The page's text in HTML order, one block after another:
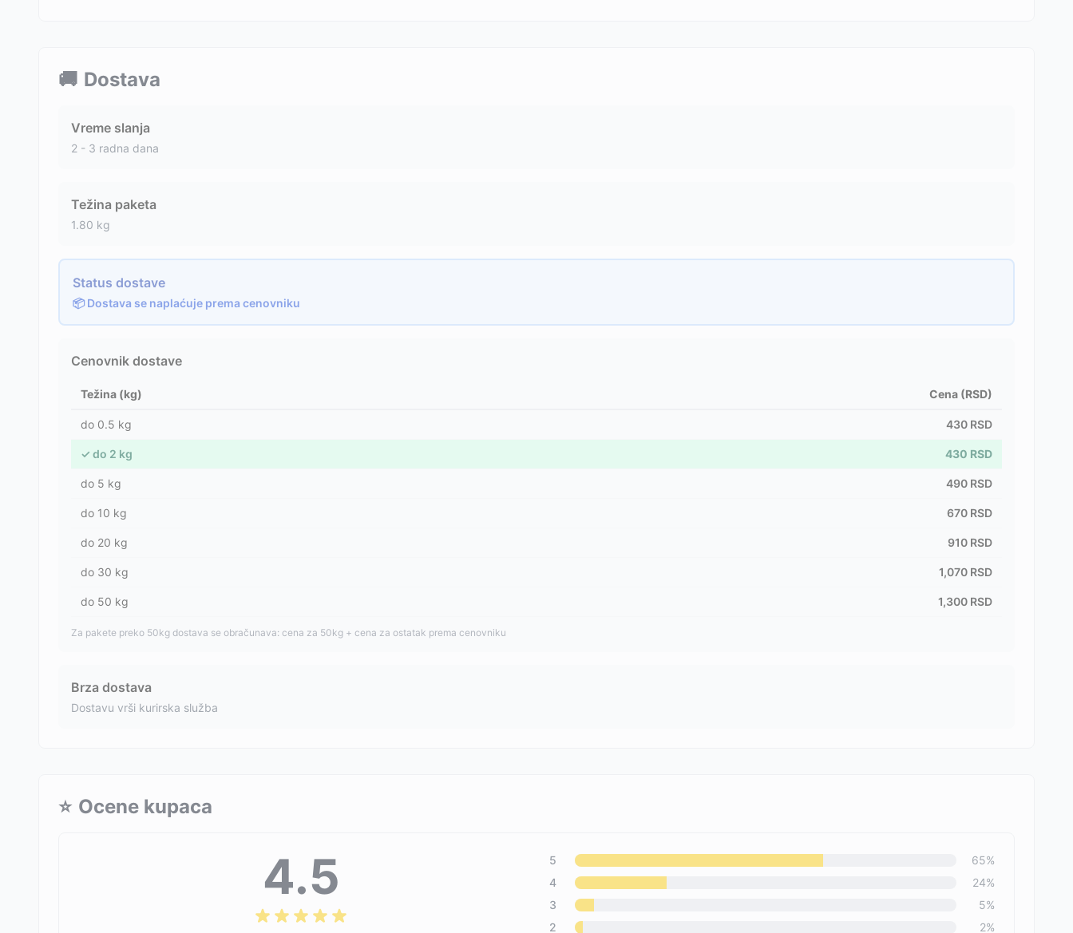
🚚 Dostava
Vreme slanja
2 - 3 radna dana
Težina paketa
1.80 kg
Status dostave
📦 Dostava se naplaćuje prema cenovniku
Cenovnik dostave
Težina (kg) Cena (RSD)
do 0.5 kg 430 RSD
✓ do 2 kg 430 RSD
do 5 kg 490 RSD
do 10 kg 670 RSD
do 20 kg 910 RSD
do 30 kg 1,070 RSD
do 50 kg 1,300 RSD
Za pakete preko 50kg dostava se obračunava: cena za 50kg + cena za ostatak prema cenovniku
Brza dostava
Dostavu vrši kurirska služba
⭐ Ocene kupaca
4.5 5 65%
4
24%
3
5%
2
2%